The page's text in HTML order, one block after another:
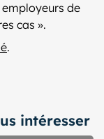
de
cas ».
.
intéresser